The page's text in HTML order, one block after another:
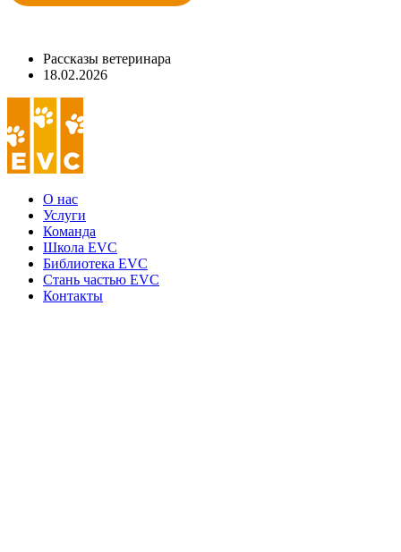
Рассказы ветеринара
18.02.2026
О нас
Услуги
Команда
Школа EVC
Библиотека EVC
Стань частью EVC
Контакты